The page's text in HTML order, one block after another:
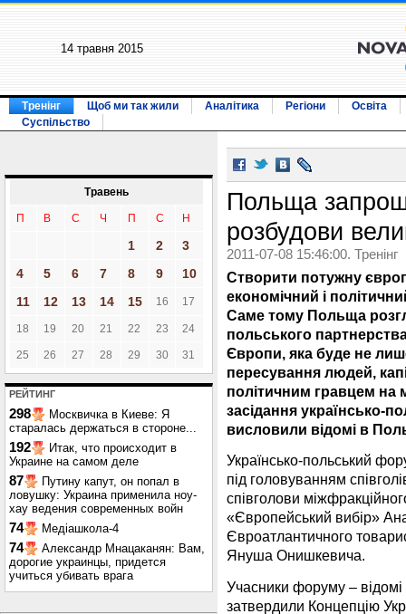
14 травня 2015
Тренінг Щоб ми так жили Аналітика Регіони
Освіта
Суспільство
Травень
П В С Ч П С Н
1 2
3
4
5 6 7 8 9
10
11
12 13 14 15 16 17
18 19 20 21 22 23 24
25 26 27 28 29 30 31
РЕЙТИНГ
298
Москвичка в Киеве: Я
старалась держаться в стороне...
192
Итак, что происходит в
Украине на самом деле
87
Путину капут, он попал в
ловушку: Украина применила ноу-
хау ведения современных войн
74 Медіашкола-4
74
Александр Мнацаканян: Вам,
дорогие украинцы, придется
учиться убивать врага
Польща
розбудови
2011-07-08 15:46:00. Тренінг
Створити потужну
економічний і
Саме тому Польща
польського
Європи, яка буде не
пересування людей,
політичним гравцем на
засідання українсько-
висловили відомі в
Українсько-польський
під головуванням
співголови
«Європейський вибір»
Євроатлантичного
Януша Онишкевича.
Учасники форуму – відомі
затвердили Концепцію